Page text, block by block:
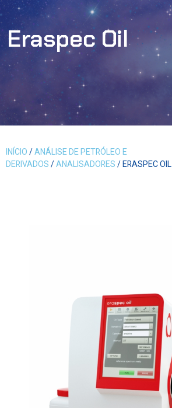
Eraspec Oil
INÍCIO/ANÁLISE DE PETRÓLEO E
DERIVADOS/ANALISADORES/ ERASPEC OIL